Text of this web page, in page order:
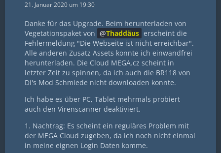
21. Januar 2020 um 19:30
Danke für das Upgrade. Beim herunterladen von
Vegetationspaket von
Thaddäus erscheint die
Fehlermeldung "Die Webseite ist nicht erreichbar".
Alle anderen Zusatz Assets konnte ich einwandfrei
herunterladen. Die Cloud MEGA.cz scheint in
letzter Zeit zu spinnen, da ich auch die BR118 von
Di's Mod Schmiede nicht downloaden konnte.
Ich habe es über PC, Tablet mehrmals probiert
auch den Virenscanner deaktiviert.
1. Nachtrag: Es scheint ein reguläres Problem mit
der MEGA Cloud zugeben, da ich noch nicht einmal
in meine eignen Login Daten komme.